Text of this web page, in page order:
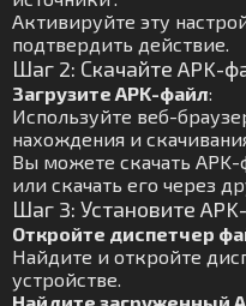
Активируйте эту
подтвердить действие.
Шаг 2: Скачайте APK-
Загрузите APK-файл:
Используйте веб-
нахождения и
Вы можете скачать
или скачать его через
Шаг 3: Установите
Откройте диспетчер
Найдите и откройте
устройстве.